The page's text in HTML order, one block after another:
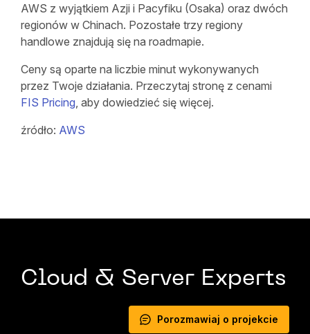
AWS z wyjątkiem Azji i Pacyfiku (Osaka) oraz dwóch
regionów w Chinach. Pozostałe trzy regiony
handlowe znajdują się na roadmapie.
Ceny są oparte na liczbie minut wykonywanych
przez Twoje działania. Przeczytaj stronę z cenami
FIS Pricing, aby dowiedzieć się więcej.
źródło: AWS
Cloud & Server Experts
Porozmawiaj o projekcie